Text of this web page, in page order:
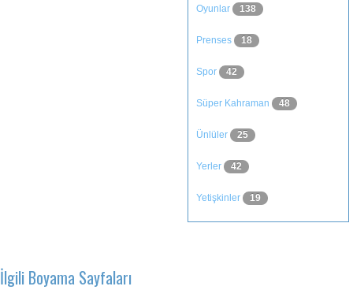
Oyunlar 138
Prenses 18
Spor 42
Süper Kahraman 48
Ünlüler 25
Yerler 42
Yetişkinler 19
İlgili Boyama Sayfaları